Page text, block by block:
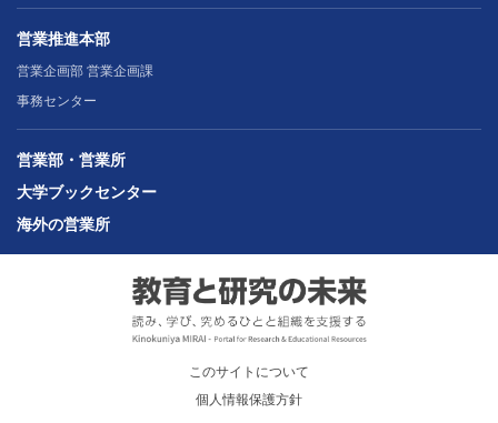
営業推進本部
営業企画部 営業企画課
事務センター
営業部・営業所
大学ブックセンター
海外の営業所
このサイトについて
個人情報保護方針